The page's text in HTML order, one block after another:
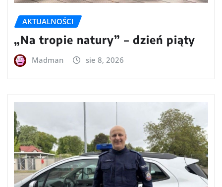
AKTUALNOŚCI
„Na tropie natury” – dzień piąty
Madman sie 8, 2026